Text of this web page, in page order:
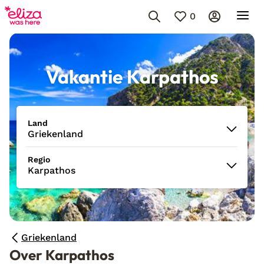
0
Vakantie Karpathos
Land
Griekenland
Regio
Karpathos
Griekenland
Over Karpathos